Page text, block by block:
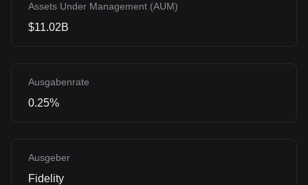
Assets Under Management (AUM)
$11.02B
Ausgabenrate
0.25%
Ausgeber
Fidelity